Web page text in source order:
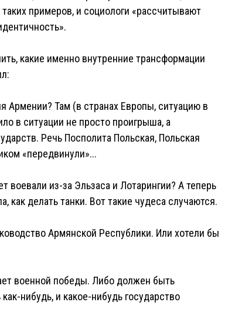
примеров, и социологи «рассчитывают
какие именно внутренние трансформации
Армении? Там (в странах Европы, ситуацию в
в ситуации не просто проигрыша, а
Речь Посполита Польская, Польская
«передвинули»...
воевали из-за Эльзаса и Лотарингии? А теперь
как делать танки. Вот такие чудеса случаются.
Армянской Республики. Или хотели бы
военной победы. Либо должен быть
нибудь, и какое-нибудь государство